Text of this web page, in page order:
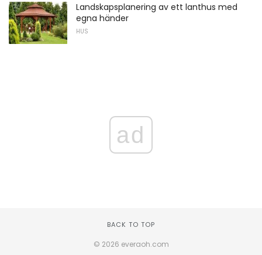
Landskapsplanering av ett lanthus med
egna händer
HUS
ad
BACK TO TOP
© 2026 everaoh.com